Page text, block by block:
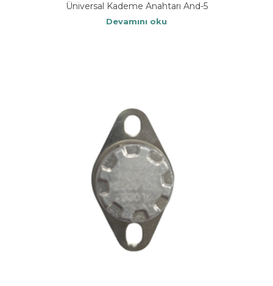
Üniversal Kademe Anahtarı And-5
Devamını oku